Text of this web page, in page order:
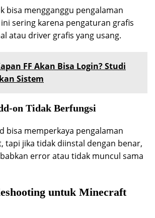
bisa mengganggu pengalaman
sering karena pengaturan grafis
atau driver grafis yang usang.
FF Akan Bisa Login? Studi
Sistem
on Tidak Berfungsi
bisa memperkaya pengalaman
tapi jika tidak diinstal dengan benar,
error atau tidak muncul sama
untuk Minecraft